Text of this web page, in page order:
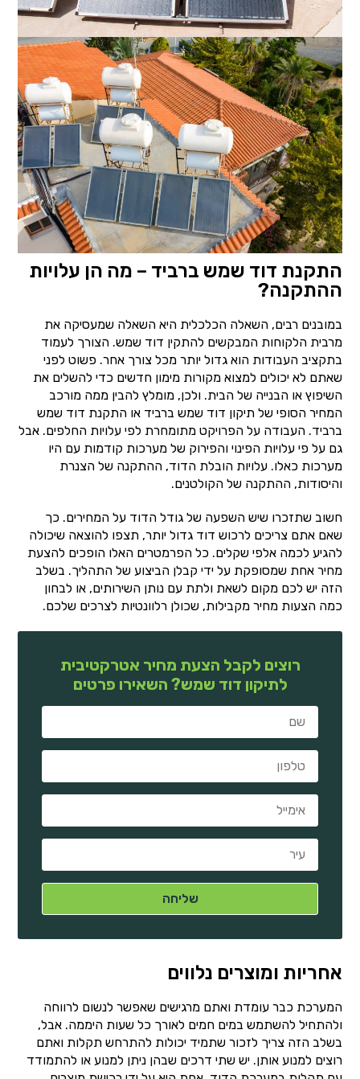
התקנת דוד שמש ברביד – מה הן עלויות
ההתקנה?
במובנים רבים, השאלה הכלכלית היא השאלה שמעסיקה את
מרבית הלקוחות המבקשים להתקין דוד שמש. הצורך לעמוד
בתקציב העבודות הוא גדול יותר מכל צורך אחר. פשוט לפני
שאתם לא יכולים למצוא מקורות מימון חדשים כדי להשלים את
השיפוץ או הבנייה של הבית. ולכן, מומלץ להבין ממה מורכב
המחיר הסופי של תיקון דוד שמש ברביד או התקנת דוד שמש
ברביד. העבודה על הפרויקט מתומחרת לפי עלויות החלפים. אבל
גם על פי עלויות הפינוי והפירוק של מערכות קודמות עם היו
מערכות כאלו. עלויות הובלת הדוד, ההתקנה של הצנרת
והיסודות, ההתקנה של הקולטנים.
חשוב שתזכרו שיש השפעה של גודל הדוד על המחירים. כך
שאם אתם צריכים לרכוש דוד גדול יותר, תצפו להוצאה שיכולה
להגיע לכמה אלפי שקלים. כל הפרמטרים האלו הופכים להצעת
מחיר אחת שמסופקת על ידי קבלן הביצוע של התהליך. בשלב
הזה יש לכם מקום לשאת ולתת עם נותן השירותים, או לבחון
כמה הצעות מחיר מקבילות, שכולן רלוונטיות לצרכים שלכם.
רוצים לקבל הצעת מחיר אטרקטיבית
לתיקון דוד שמש? השאירו פרטים
אחריות ומוצרים נלווים
המערכת כבר עומדת ואתם מרגישים שאפשר לנשום לרווחה
ולהתחיל להשתמש במים חמים לאורך כל שעות היממה. אבל,
בשלב הזה צריך לזכור שתמיד יכולות להתרחש תקלות ואתם
רוצים למנוע אותן. יש שתי דרכים שבהן ניתן למנוע או להתמודד